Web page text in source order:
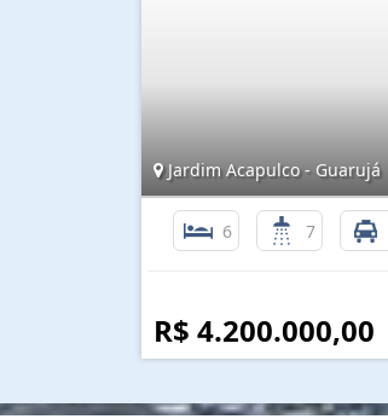
Jardim Acapulco - Guarujá
6 7
R$ 4.200.000,00